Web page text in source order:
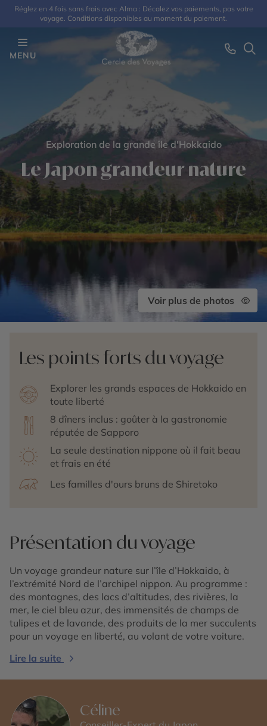
Réglez en 4 fois sans frais avec Alma : Décalez vos paiements, pas votre
voyage. Conditions disponibles au moment du paiement.
MENU
Exploration de la grande île d'Hokkaido
Le Japon grandeur nature
Voir plus de photos
Les points forts du voyage
Explorer les grands espaces de Hokkaido en
toute liberté
8 dîners inclus : goûter à la gastronomie
réputée de Sapporo
La seule destination nippone où il fait beau
et frais en été
Les familles d'ours bruns de Shiretoko
Présentation du voyage
Un voyage grandeur nature sur l’île d’Hokkaido, à
l’extrémité Nord de l’archipel nippon. Au programme :
des montagnes, des lacs d’altitudes, des rivières, la
mer, le ciel bleu azur, des immensités de champs de
tulipes et de lavande, des produits de la mer succulents
pour un voyage en liberté, au volant de votre voiture.
Lire la suite
Céline